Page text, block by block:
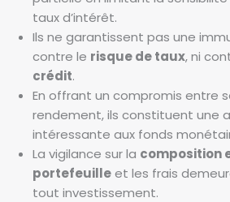
taux d’intérêt.
Ils ne garantissent pas une
contre le risque de taux, ni
crédit.
En offrant un compromis entre
rendement, ils constituent une
intéressante aux fonds
La vigilance sur la composition
portefeuilleet les frais
tout investissement.